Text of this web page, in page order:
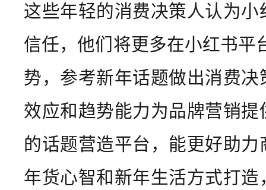
这些年轻的消费决策人认为
信任，他们将更多在小红书平
势，参考新年话题做出消费
效应和趋势能力为品牌营销
的话题营造平台，能更好助
年货心智和新年生活方式打